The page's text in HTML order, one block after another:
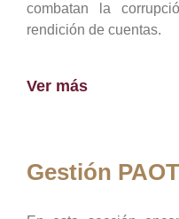
combatan la
rendición de cuentas.
Ver más
Gestión PAOT